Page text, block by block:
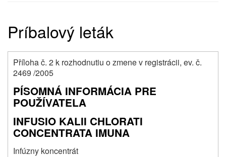
Príbalový leták
Příloha č. 2 k rozhodnutiu o zmene v registrácii, ev. č.
2469 /2005
PÍSOMNÁ INFORMÁCIA PRE
POUŽÍVATELA
INFUSIO KALII CHLORATI
CONCENTRATA IMUNA
Infúzny koncentrát